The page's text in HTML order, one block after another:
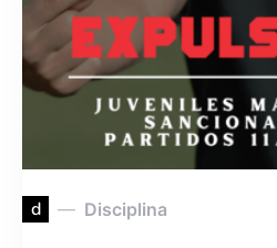
d Disciplina